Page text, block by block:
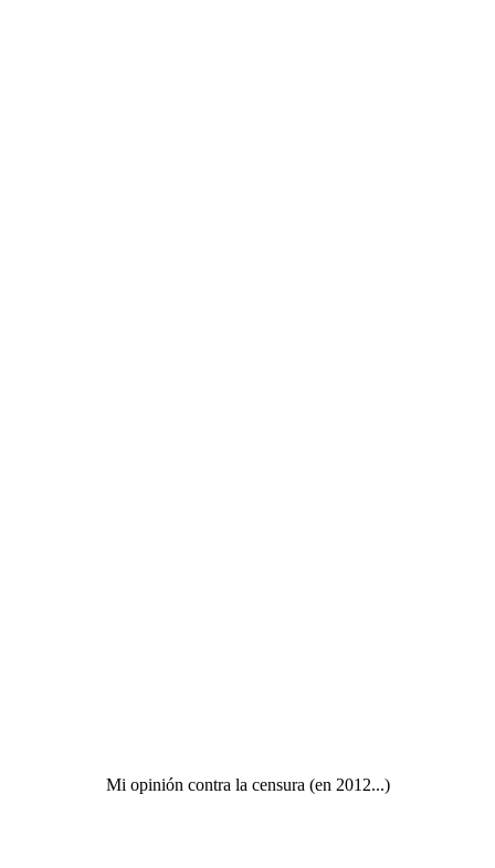
Mi opinión contra la censura (en 2012...)